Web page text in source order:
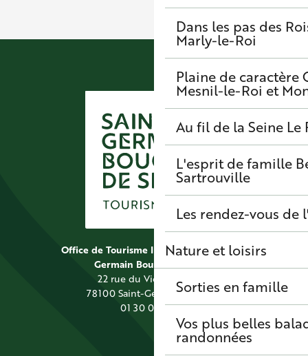
Dans les pas des
Marly-le-Roi
Plaine de caractère
Mesnil-le-Roi et
Au fil de la Seine Le
L'esprit de famille
Sartrouville
Les rendez-vous de
Nature et loisirs
Sorties en famille
Vos plus belles
randonnées
Office de Tourisme Intercommunal Saint
Germain Boucles de Seine
22 rue du Vieil Abreuvoir
78100 Saint-Germain-en-Laye
01 30 09 39 89